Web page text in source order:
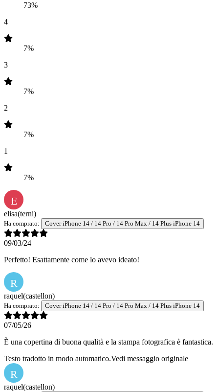
73%
4
7%
3
7%
2
7%
1
7%
E
elisa(terni)
Ha comprato: Cover iPhone 14 / 14 Pro / 14 Pro Max / 14 Plus iPhone 14
09/03/24
Perfetto! Esattamente come lo avevo ideato!
R
raquel(castellon)
Ha comprato: Cover iPhone 14 / 14 Pro / 14 Pro Max / 14 Plus iPhone 14
07/05/26
È una copertina di buona qualità e la stampa fotografica è fantastica.
Testo tradotto in modo automatico.Vedi messaggio originale
R
raquel(castellon)